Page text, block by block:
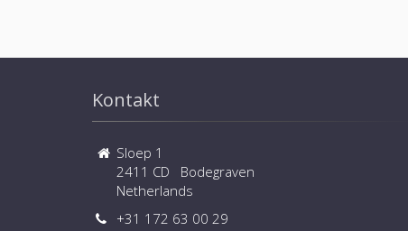
Kontakt
Sloep 1
2411 CD Bodegraven
Netherlands
+31 172 63 00 29